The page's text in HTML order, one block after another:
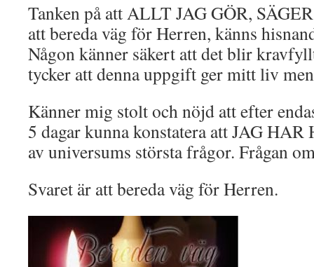
Tanken på att ALLT JAG GÖR,
att bereda väg för Herren, känns
Någon känner säkert att det blir
tycker att denna uppgift ger mitt liv
Känner mig stolt och nöjd att efter
5 dagar kunna konstatera att JAG
av universums största frågor. Frågan
Svaret är att bereda väg för Herren.